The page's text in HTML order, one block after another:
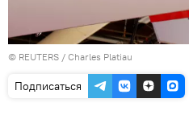
© REUTERS / Charles Platiau
Подписаться